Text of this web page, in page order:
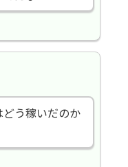
う稼いだのか